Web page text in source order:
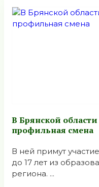
В Брянской
профильная смена
В ней примут
до 17 лет из
региона. ...